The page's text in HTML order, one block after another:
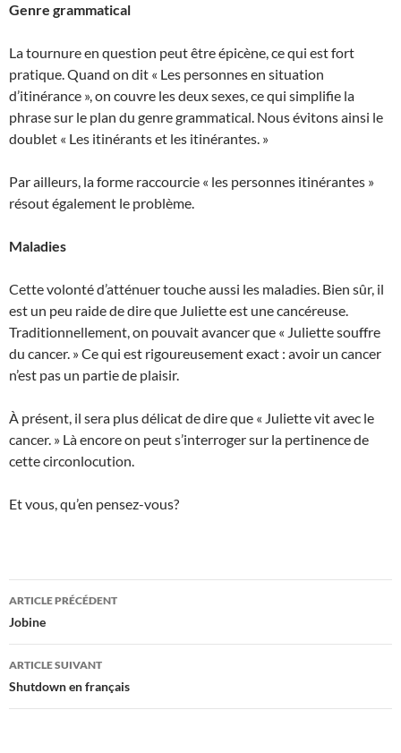
Genre grammatical
La tournure en question peut être épicène, ce qui est fort
pratique. Quand on dit « Les personnes en situation
d’itinérance », on couvre les deux sexes, ce qui simplifie la
phrase sur le plan du genre grammatical. Nous évitons ainsi le
doublet « Les itinérants et les itinérantes. »
Par ailleurs, la forme raccourcie « les personnes itinérantes »
résout également le problème.
Maladies
Cette volonté d’atténuer touche aussi les maladies. Bien sûr, il
est un peu raide de dire que Juliette est une cancéreuse.
Traditionnellement, on pouvait avancer que « Juliette souffre
du cancer. » Ce qui est rigoureusement exact : avoir un cancer
n’est pas un partie de plaisir.
À présent, il sera plus délicat de dire que « Juliette vit avec le
cancer. » Là encore on peut s’interroger sur la pertinence de
cette circonlocution.
Et vous, qu’en pensez-vous?
Navigation
des
articles
ARTICLE PRÉCÉDENT
Jobine
ARTICLE SUIVANT
Shutdown en français